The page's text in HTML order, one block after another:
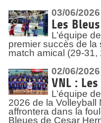
03/06/2026
Les
L’équipe
premier succès de la
match amical (29-
02/06/2026
VNL :
L’équipe
2026 de la
affrontera dans la
Bleues de Cesar